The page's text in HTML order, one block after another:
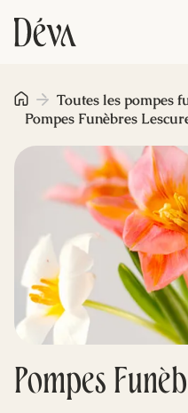
Obsèques
Prévoyance
Monument
Livraison de
Blog
Pompes
Toutes les pompes
Pompes Funèbres